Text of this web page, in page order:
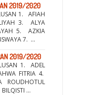
2019/2020
1. AFIAH
3. ALYA
5. AZKIA
7. ...
2019/2020
1. ADEL
FITRIA 4.
...